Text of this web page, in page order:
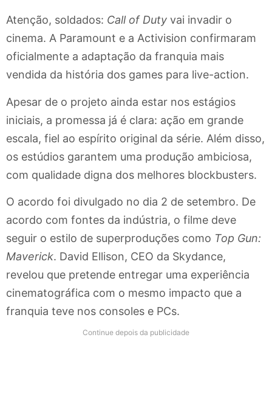
Atenção, soldados: Call of Duty vai invadir o
cinema. A Paramount e a Activision confirmaram
oficialmente a adaptação da franquia mais
vendida da história dos games para live-action.
Apesar de o projeto ainda estar nos estágios
iniciais, a promessa já é clara: ação em grande
escala, fiel ao espírito original da série. Além disso,
os estúdios garantem uma produção ambiciosa,
com qualidade digna dos melhores blockbusters.
O acordo foi divulgado no dia 2 de setembro. De
acordo com fontes da indústria, o filme deve
seguir o estilo de superproduções como Top Gun:
Maverick. David Ellison, CEO da Skydance,
revelou que pretende entregar uma experiência
cinematográfica com o mesmo impacto que a
franquia teve nos consoles e PCs.
Continue depois da publicidade